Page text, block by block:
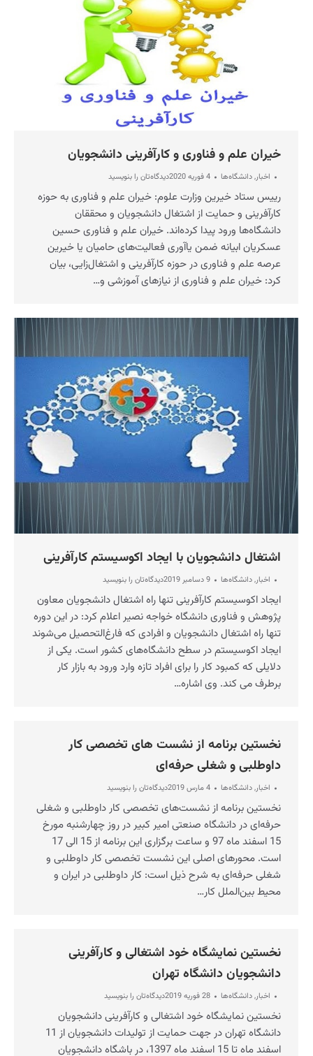
خیران علم و فناوری و کارآفرینی دانشجویان
اخبار,دانشگاه‌ها 4 فوریه 2020 دیدگاه‌تان را بنویسید
رییس ستاد خیرین وزارت علوم: خیران علم و فناوری به حوزه
کارآفرینی و حمایت از اشتغال دانشجویان و محققان
دانشگاه‌ها ورود پیدا کرده‌اند. خیران علم و فناوری حسین
عسکریان ابیانه ضمن یاآوری فعالیت‌های حامیان یا خیرین
عرصه علم و فناوری در حوزه کارآفرینی و اشتغال‌زایی، بیان
کرد: خیران علم و فناوری از نیازهای آموزشی و…
اشتغال دانشجویان با ایجاد اکوسیستم کارآفرینی
اخبار,دانشگاه‌ها 9 دسامبر 2019 دیدگاه‌تان را بنویسید
ایجاد اکوسیستم کارآفرینی تنها راه اشتغال دانشجویان معاون
پژوهش و فناوری دانشگاه خواجه نصیر اعلام کرد: در این دوره
تنها راه اشتغال دانشجویان و افرادی که فارغ‌التحصیل می‌شوند
ایجاد اکوسیستم در سطح دانشگاه‌های کشور است. یکی از
دلایلی که کمبود کار را برای افراد تازه وارد ورود به بازار کار
برطرف می‌ کند. وی اشاره…
نخستین برنامه از نشست های تخصصی کار
داوطلبی و شغلی حرفه‌ای
اخبار,دانشگاه‌ها 4 مارس 2019 دیدگاه‌تان را بنویسید
نخستین برنامه از نشست‌های تخصصی کار داوطلبی و شغلی
حرفه‌ای در دانشگاه صنعتی امیر کبیر در روز چهارشنبه مورخ
15 اسفند ماه 97 و ساعت برگزاری این برنامه از 15 الی 17
است. محورهای اصلی این نشست تخصصی کار داوطلبی و
شغلی حرفه‌ای به شرح ذیل است: کار داوطلبی در ایران و
محیط بین‌الملل کار…
نخستین نمایشگاه خود اشتغالی و کارآفرینی
دانشجویان دانشگاه تهران
اخبار,دانشگاه‌ها 28 فوریه 2019 دیدگاه‌تان را بنویسید
نخستین نمایشگاه خود اشتغالی و کارآفرینی دانشجویان
دانشگاه تهران در جهت حمایت از تولیدات دانشجویان از 11
اسفند ماه تا 15 اسفند ماه 1397، در باشگاه دانشجویان